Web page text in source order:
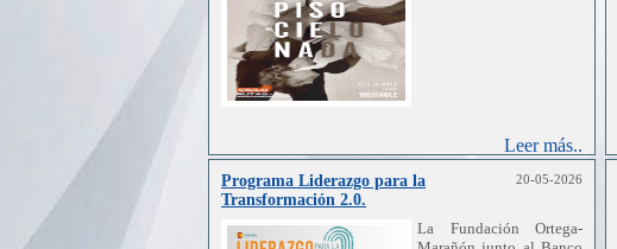
Leer más..
Programa Liderazgo para la
Transformación 2.0.
20-05-2026
La Fundación Ortega-